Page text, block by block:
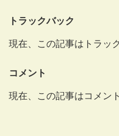
トラックバック
現在、この記事はトラッ
コメント
現在、この記事はコメン